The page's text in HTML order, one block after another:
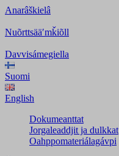
Anarâškielâ
Nuõrttsääʹmǩiõll
Davvisámegiella
Suomi
English
Dokumeanttat
Jorgaleaddjit ja dulkkat
Oahppomateriálagávpi